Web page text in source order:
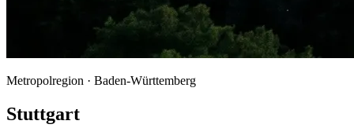
Metropolregion · Baden-Württemberg
Stuttgart